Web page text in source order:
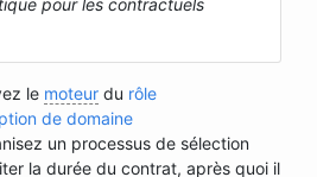
le moteur du rôle
de domaine
un processus de sélection
la durée du contrat, après quoi il